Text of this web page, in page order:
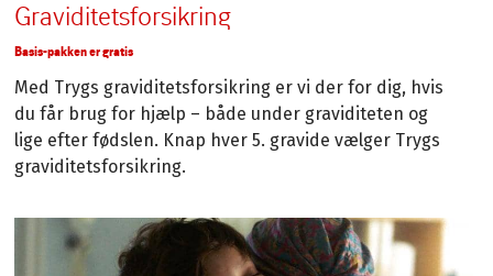
Graviditetsforsikring
Basis-pakken er gratis
Med Trygs graviditetsforsikring er vi der for dig, hvis
du får brug for hjælp – både under graviditeten og
lige efter fødslen. Knap hver 5. gravide vælger Trygs
graviditetsforsikring.